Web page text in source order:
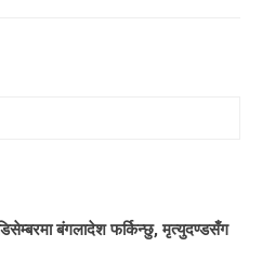
बंगलादेश फर्किन्छु, मृत्युदण्डसँग